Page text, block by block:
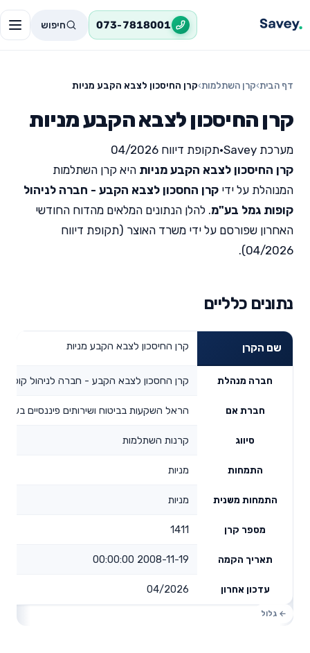
073-7818001 חיפוש
דף הבית›קרן השתלמות›קרן החיסכון לצבא הקבע מניות
קרן החיסכון לצבא הקבע מניות
מערכת Savey •תקופת דיווח 04/2026
קרן החיסכון לצבא הקבע מניות היא קרן השתלמות
המנוהלת על ידי קרן החסכון לצבא הקבע - חברה לניהול
קופות גמל בע"מ. להלן הנתונים המלאים מהדוח החודשי
האחרון שפורסם על ידי משרד האוצר (תקופת דיווח
04/2026).
נתונים כלליים
שם הקרן קרן החיסכון לצבא הקבע מניות
חברה מנהלת קרן החסכון לצבא הקבע - חברה לניהול
חברת אם הראל השקעות בביטוח ושירותים פיננסיים בע"מ
סיווג קרנות השתלמות
התמחות מניות
התמחות משנית מניות
מספר קרן 1411
תאריך הקמה 2008-11-19 00:00:00
עדכון אחרון 04/2026